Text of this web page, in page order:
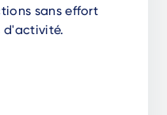
sans effort
d'activité.